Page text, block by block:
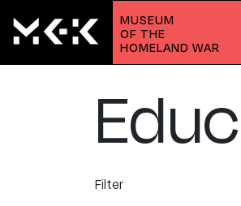
MUSEUM
OF THE
HOMELAND WAR
Filter